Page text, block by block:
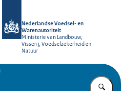
Nederlandse Voedsel- en
Warenautoriteit
Ministerie van Landbouw,
Visserij, Voedselzekerheid en
Natuur